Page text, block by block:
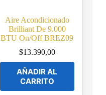
Aire Acondicionado
Brilliant De 9.000
BTU On/Off BREZ09
$13.390,00
AÑADIR AL
CARRITO